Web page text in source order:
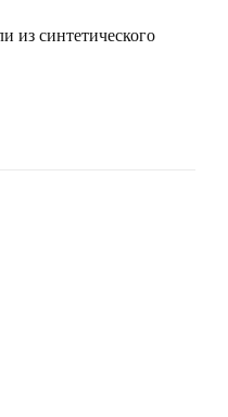
из синтетического